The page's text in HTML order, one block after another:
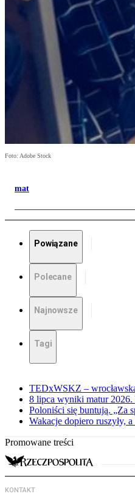
Foto: Adobe Stock
mat
Powiązane
Polecane
Najnowsze
Tagi
TEDxWSKZ –
8 lipca wyniki matur 2026.
Poloniści się buntują. „Za
Wakacje dopiero ruszyły,
Promowane treści
KONTAKT